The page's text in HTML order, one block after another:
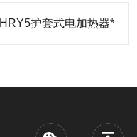
HRY5护套式电加热器*